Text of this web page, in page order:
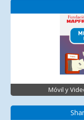
Móvil y